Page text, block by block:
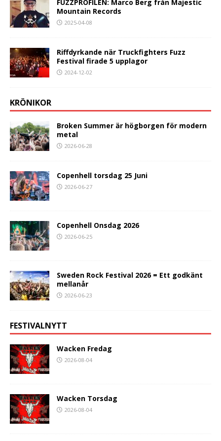
FUZZPROFILEN: Marco Berg från Majestic
Mountain Records
2025-04-08
Riffdyrkande när Truckfighters Fuzz
Festival firade 5 upplagor
2024-12-02
KRÖNIKOR
Broken Summer är högborgen för modern
metal
2026-06-28
Copenhell torsdag 25 Juni
2026-06-27
Copenhell Onsdag 2026
2026-06-25
Sweden Rock Festival 2026 = Ett godkänt
mellanår
2026-06-23
FESTIVALNYTT
Wacken Fredag
2026-08-04
Wacken Torsdag
2026-08-04